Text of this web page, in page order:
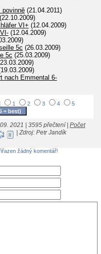
povinně (21.04.2011)
(22.10.2009)
VI+ (12.04.2009)
(12.04.2009)
5c (26.03.2009)
5c (25.03.2009)
nach Emmental 6-
1 2 3 4 5
2021 | 3595 přečtení | Počet
| Zdroj: Petr Jandík
žádný komentář!